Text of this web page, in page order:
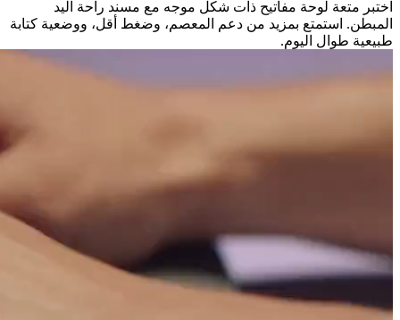
اختبر متعة لوحة مفاتيح ذات شكل موجه مع مسند راحة اليد
المبطن. استمتع بمزيد من دعم المعصم، وضغط أقل، ووضعية كتابة
طبيعية طوال اليوم.